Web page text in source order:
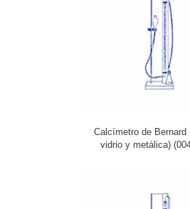
Calcímetro de Bernard
vidrio y metálica)